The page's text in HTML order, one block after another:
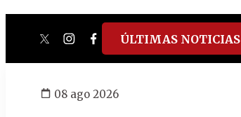
twitterinstagram
facebook
tiktokyoutube
spotify
ÚLTIMAS NOTICIAS
08 ago 2026